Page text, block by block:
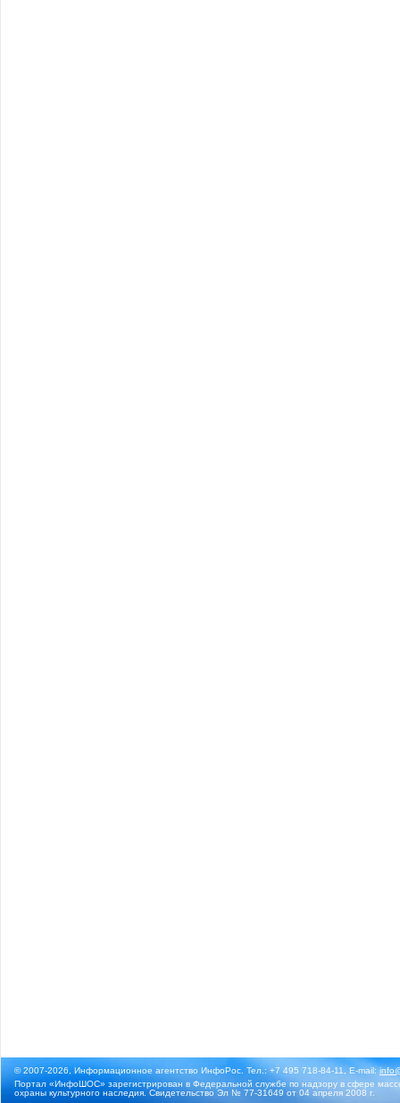
© 2007-2026, Информационное агентство ИнфоРос. Тел.: +7 495 718-84-11, E-mail:
Портал «ИнфоШОС» зарегистрирован в Федеральной службе по надзору в сфере
охраны культурного наследия. Свидетельство Эл № 77-31649 от 04 апреля 2008 г.